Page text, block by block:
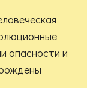
опасности и